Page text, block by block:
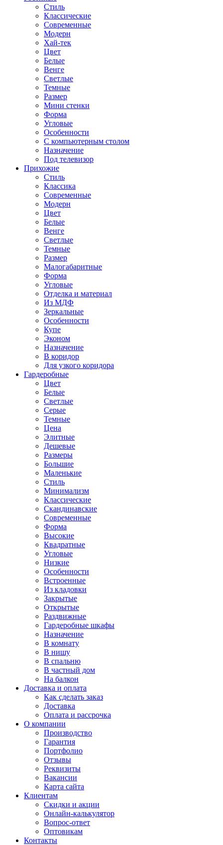
Стиль
Классические
Современные
Модерн
Хай-тек
Цвет
Белые
Венге
Светлые
Темные
Размер
Мини стенки
Форма
Угловые
Особенности
С компьютерным столом
Назначение
Под телевизор
Прихожие
Стиль
Классика
Современные
Модерн
Цвет
Белые
Венге
Светлые
Темные
Размер
Малогабаритные
Форма
Угловые
Отделка и материал
Из МДФ
Зеркальные
Особенности
Купе
Эконом
Назначение
В коридор
Для узкого коридора
Гардеробные
Цвет
Белые
Светлые
Серые
Темные
Цена
Элитные
Дешевые
Размеры
Большие
Маленькие
Стиль
Минимализм
Классические
Скандинавские
Современные
Форма
Высокие
Квадратные
Угловые
Низкие
Особенности
Встроенные
Из кладовки
Закрытые
Открытые
Раздвижные
Гардеробные шкафы
Назначение
В комнату
В нишу
В спальню
В частный дом
На балкон
Доставка и оплата
Как сделать заказ
Доставка
Оплата и рассрочка
О компании
Производство
Гарантия
Портфолио
Отзывы
Реквизиты
Вакансии
Карта сайта
Клиентам
Скидки и акции
Онлайн-калькулятор
Вопрос-ответ
Оптовикам
Контакты